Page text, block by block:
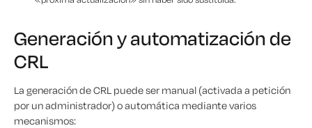
Generación y automatización de
CRL
La generación de CRL puede ser manual (activada a petición
por un administrador) o automática mediante varios
mecanismos: